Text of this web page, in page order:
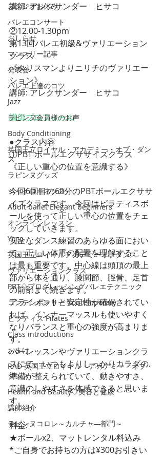
スタジオお休み
バレエコンサート
おしらせ
マンスリー記事
発表会
バレエ上達のコツ
Jazz
ラピンヌ会員様のお声
Body Conditioning
英国王立ロイヤル・アカデミー・オブ・ダン
ス
ラピンヌグッズ
ジャイロキネシス
Adult ballet Elegant beginners
オンラインレッスン
Yoga
英国王立ロイヤルアカデミーオブダンス
ヴァリエーションクラス
PBT♢プログレッシングバレエテクニック
コンテンポラリー Contemporary
ピラティス Pilates
Class introductions
おまけ
RAD 英国王立ロイヤル・アカデミー・オブ・
ダンス
Health and Beauty♡美容と健康
講師紹介
ラピンヌコロレ～カルチャ―部門～
講師: アレクサンダー　ヒサコ
②12.00-1.30pm
第13回バレエ初級&ヴァリエーション
クラス
《タリスマンよりニリチのヴァリエー
ション》
講師: アレクサンダー　ヒサコ
講師プロフィール
●クラス内容
①PBT ボールエクササイズクラス
《正しい重心の位置を意識する》
今回6回目の60分のPBTボールエクササ
イズクラスです。今回はピラティスボ
ールを使って正しい重心の位置をチェ
ックしていきます。
安全なダンス練習のあらゆる面におい
て、正しい体重の配置を理解すること
は最も重要です。中心線は頭頂の最上
部から体を通り、膝関節、脛骨、足首
の前部まで続きます。
アライメントと安定性が確保されてい
れば、インナーマッスルも使いやすく
なりバランスと重心の強度が高まりま
す。
バーレッスンやヴァリエーションクラ
スにて、いつもよりしっかりカラダの
準備が整えられていて、動きやすさ、
意識のしやすさを体感できると思いま
す。
料金:
★ボールx2、マットレンタル料込み
*ご自身でお持ちの方は¥300お引きい